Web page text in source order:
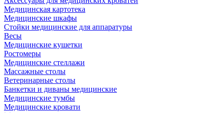
Медицинская картотека
Медицинские шкафы
Стойки медицинские для аппаратуры
Весы
Медицинские кушетки
Ростомеры
Медицинские стеллажи
Массажные столы
Ветеринарные столы
Банкетки и диваны медицинские
Медицинские тумбы
Медицинские кровати